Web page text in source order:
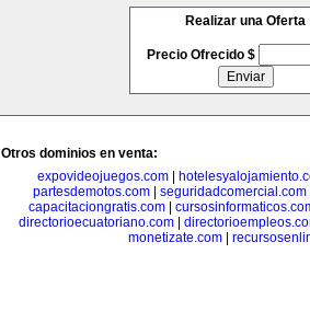
Realizar una Oferta
Precio Ofrecido $
Otros dominios en venta:
expovideojuegos.com
partesdemotos.com| seguridadcomercial.com
capacitaciongratis.com|
directorioecuatoriano.com
monetizate.com|